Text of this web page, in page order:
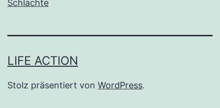
Schlachte
LIFE ACTION
Stolz präsentiert von WordPress.